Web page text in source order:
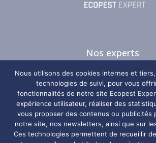
Nos experts
Nos guides
Nos zones
Plan du site
Nos
Nous utilisons des cookies internes et tiers,
technologies de suivi, pour vous
fonctionnalités de notre site Ecopest
expérience utilisateur, réaliser des
vous proposer des contenus ou publicités
notre site, nos newsletters, ainsi que sur
Ces technologies permettent de recueillir